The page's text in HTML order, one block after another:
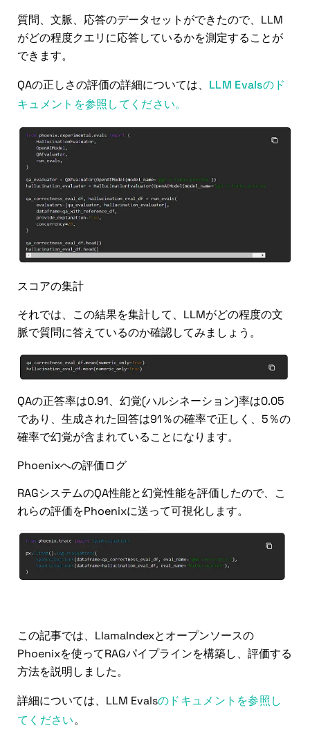
質問、文脈、応答のデータセットができたので、LLM
がどの程度クエリに応答しているかを測定することが
できます。
QAの正しさの評価の詳細については、 LLM Evalsのド
キュメントを参照してください。
スコアの集計
それでは、この結果を集計して、LLMがどの程度の文
脈で質問に答えているのか確認してみましょう。
QAの正答率は0.91、幻覚(ハルシネーション)率は0.05
であり、生成された回答は91％の確率で正しく、5％の
確率で幻覚が含まれていることになります。
Phoenixへの評価ログ
RAGシステムのQA性能と幻覚性能を評価したので、こ
れらの評価をPhoenixに送って可視化します。
この記事では、LlamaIndexとオープンソースの
Phoenixを使ってRAGパイプラインを構築し、評価する
方法を説明しました。
詳細については、LLM Evalsのドキュメントを参照し
てください。